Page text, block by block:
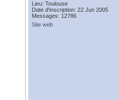
Lieu: Toulouse
Date d'inscription: 22 Jun 2005
Messages: 12786
Site web